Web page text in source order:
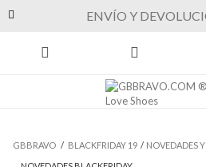
ENVÍO Y
GBBRAVO / BLACKFRIDAY 19 / NOVEDADES